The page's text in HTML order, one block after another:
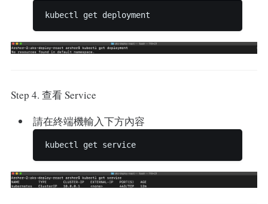
Step 4. 查看 Service
請在終端機輸入下方內容